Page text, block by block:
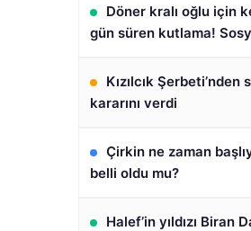
Döner kralı oğlu için
gün süren kutlama!
Kızılcık
kararını verdi
Çirkin ne zaman
belli oldu mu?
Halef’in yıldızı